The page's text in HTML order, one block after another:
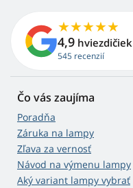
4,9 hviezdičiek
545 recenzií
Čo vás zaujíma
Poradňa
Záruka na lampy
Zľava za vernosť
Návod na výmenu lampy
Aký variant lampy vybrať